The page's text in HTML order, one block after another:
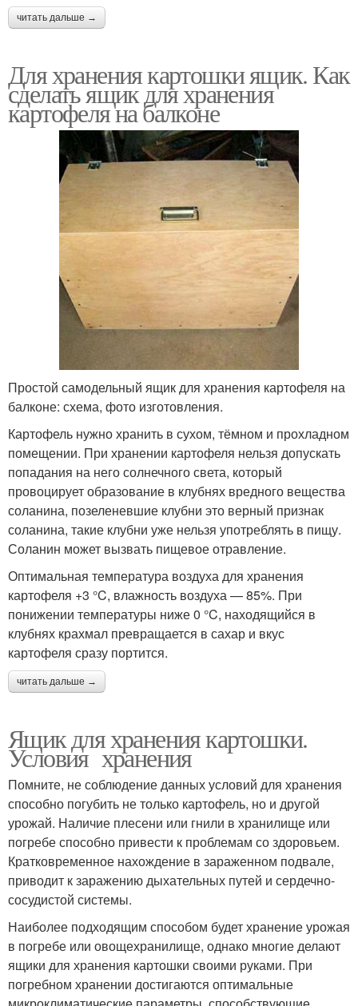
читать дальше →
Для хранения картошки ящик. Как
сделать ящик для хранения
картофеля на балконе
Простой самодельный ящик для хранения картофеля на
балконе: схема, фото изготовления.
Картофель нужно хранить в сухом, тёмном и прохладном
помещении. При хранении картофеля нельзя допускать
попадания на него солнечного света, который
провоцирует образование в клубнях вредного вещества
соланина, позеленевшие клубни это верный признак
соланина, такие клубни уже нельзя употреблять в пищу.
Соланин может вызвать пищевое отравление.
Оптимальная температура воздуха для хранения
картофеля +3 °C, влажность воздуха — 85%. При
понижении температуры ниже 0 °C, находящийся в
клубнях крахмал превращается в сахар и вкус
картофеля сразу портится.
читать дальше →
Ящик для хранения картошки.
Условия хранения
Помните, не соблюдение данных условий для хранения
способно погубить не только картофель, но и другой
урожай. Наличие плесени или гнили в хранилище или
погребе способно привести к проблемам со здоровьем.
Кратковременное нахождение в зараженном подвале,
приводит к заражению дыхательных путей и сердечно-
сосудистой системы.
Наиболее подходящим способом будет хранение урожая
в погребе или овощехранилище, однако многие делают
ящики для хранения картошки своими руками. При
погребном хранении достигаются оптимальные